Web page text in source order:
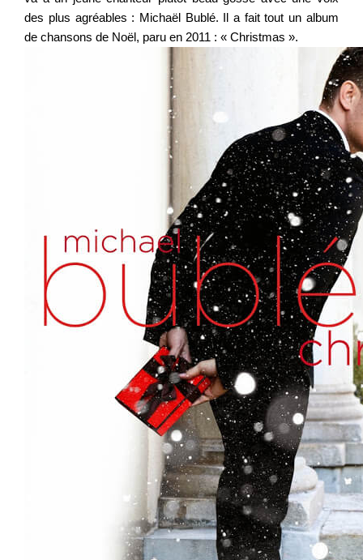
des plus agréables : Michaël Bublé. Il a fait tout un album
de chansons de Noël, paru en 2011 : « Christmas ».